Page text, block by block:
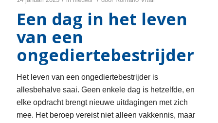
Een dag in het leven
van een
ongediertebestrijder
Het leven van een ongediertebestrijder is
allesbehalve saai. Geen enkele dag is hetzelfde, en
elke opdracht brengt nieuwe uitdagingen met zich
mee. Het beroep vereist niet alleen vakkennis, maar